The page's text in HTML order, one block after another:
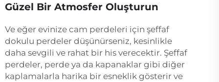
Güzel Bir Atmosfer Oluşturun
Ve eğer evinize cam perdeleri için şeffaf
dokulu perdeler düşünürseniz, kesinlikle
daha sevgili ve rahat bir his verecektir. Şeffaf
perdeler, perde ya da kapanaklar gibi diğer
kaplamalarla harika bir esneklik gösterir ve